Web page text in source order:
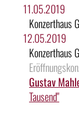
11.05.2019
Konzerthaus
12.05.2019
Konzerthaus
Gustav
Tausend"